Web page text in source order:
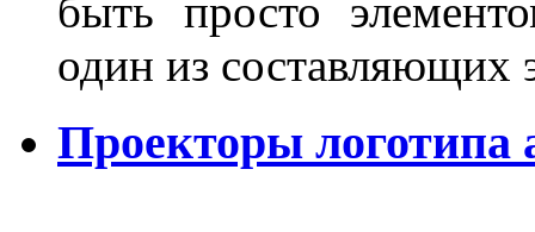
быть просто
один из
Проекторы логотипа